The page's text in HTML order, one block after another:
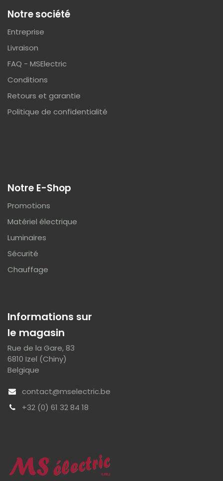
Informations sur
le magasin
Rue de la Gare, 83
6810 Izel (Chiny)
Belgique
contact@mselectric.be
+32 (0) 61 32 84 18
Notre société
Entreprise
Livraison
FAQ - MSElectric
Conditions
Retours et garantie
Politique de confidentialité
Notre E-Shop
Promotions
Matériel électrique
Luminaires
Sécurité
Chauffage